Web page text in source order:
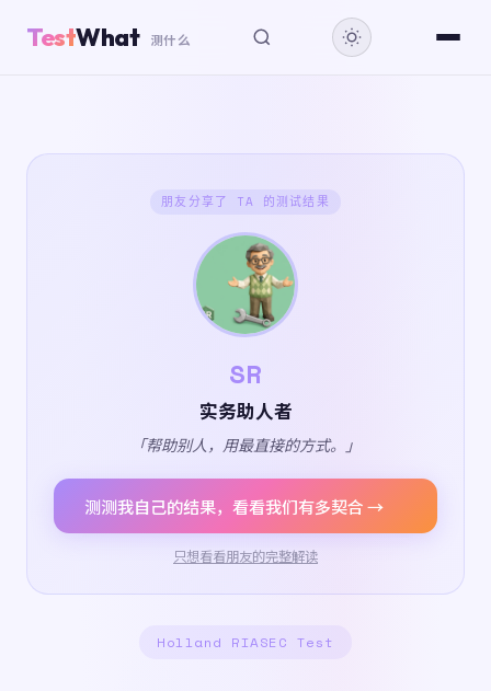
TestWhat 测什么
朋友分享了 TA 的测试结果
SR
实务助人者
「帮助别人，用最直接的方式。」
测测我自己的结果，看看我们有多契合 →
只想看看朋友的完整解读
Holland RIASEC Test